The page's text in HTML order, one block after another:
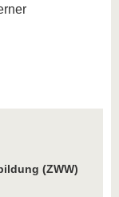
(ZWW)